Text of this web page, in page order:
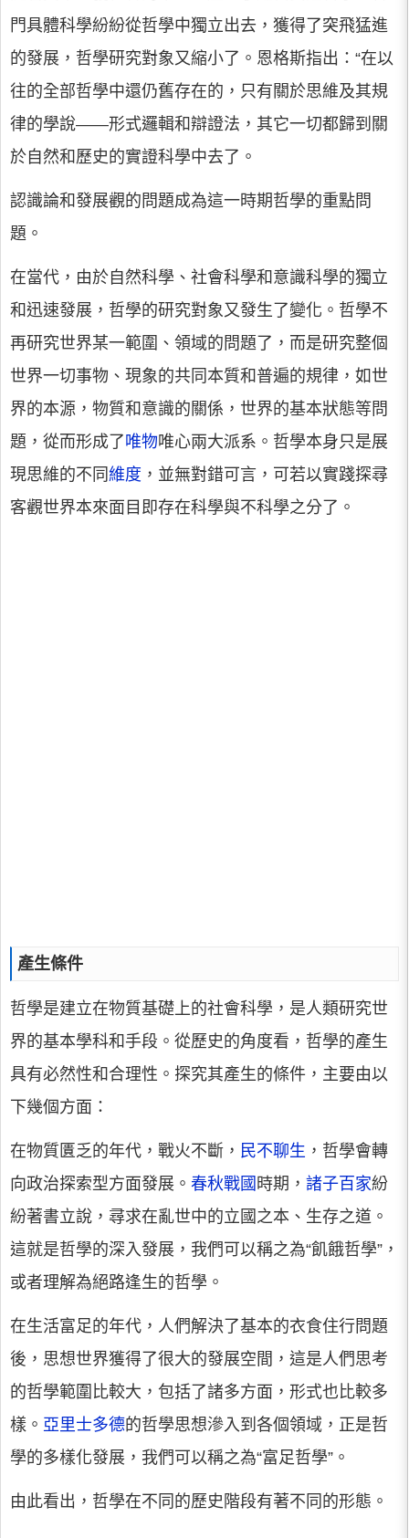
門具體科學紛紛從哲學中獨立出去，獲得了突飛猛進
的發展，哲學研究對象又縮小了。恩格斯指出：“在以
往的全部哲學中還仍舊存在的，只有關於思維及其規
律的學說——形式邏輯和辯證法，其它一切都歸到關
於自然和歷史的實證科學中去了。
認識論和發展觀的問題成為這一時期哲學的重點問
題。
在當代，由於自然科學、社會科學和意識科學的獨立
和迅速發展，哲學的研究對象又發生了變化。哲學不
再研究世界某一範圍、領域的問題了，而是研究整個
世界一切事物、現象的共同本質和普遍的規律，如世
界的本源，物質和意識的關係，世界的基本狀態等問
題，從而形成了唯物唯心兩大派系。哲學本身只是展
現思維的不同 維度 ，並無對錯可言，可若以實踐探尋
客觀世界本來面目即存在科學與不科學之分了。
產生條件
哲學是建立在物質基礎上的社會科學，是人類研究世
界的基本學科和手段。從歷史的角度看，哲學的產生
具有必然性和合理性。探究其產生的條件，主要由以
下幾個方面：
在物質匱乏的年代，戰火不斷， 民不聊生 ，哲學會轉
向政治探索型方面發展。 春秋戰國 時期， 諸子百家紛
紛著書立說，尋求在亂世中的立國之本、生存之道。
這就是哲學的深入發展，我們可以稱之為“飢餓哲學”，
或者理解為絕路逢生的哲學。
在生活富足的年代，人們解決了基本的衣食住行問題
後，思想世界獲得了很大的發展空間，這是人們思考
的哲學範圍比較大，包括了諸多方面，形式也比較多
樣。 亞里士多德的哲學思想滲入到各個領域，正是哲
學的多樣化發展，我們可以稱之為“富足哲學”。
由此看出，哲學在不同的歷史階段有著不同的形態。